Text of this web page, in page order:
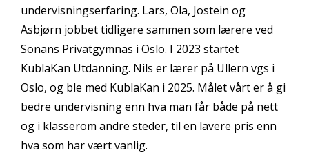
undervisningserfaring. Lars, Ola, Jostein og
Asbjørn jobbet tidligere sammen som lærere ved
Sonans Privatgymnas i Oslo. I 2023 startet
KublaKan Utdanning. Nils er lærer på Ullern vgs i
Oslo, og ble med KublaKan i 2025. Målet vårt er å gi
bedre undervisning enn hva man får både på nett
og i klasserom andre steder, til en lavere pris enn
hva som har vært vanlig.